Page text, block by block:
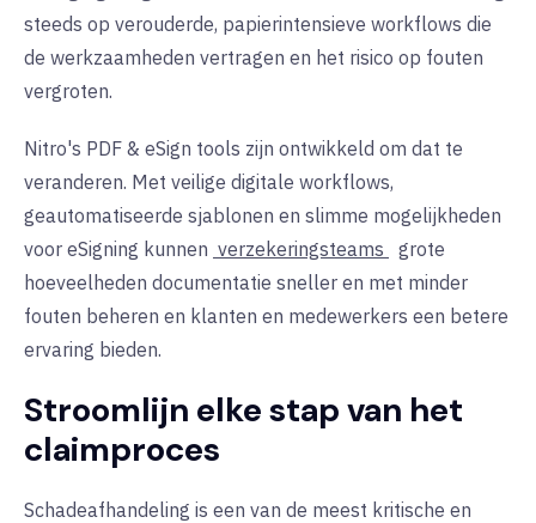
steeds op verouderde, papierintensieve workflows die
de werkzaamheden vertragen en het risico op fouten
vergroten.
Nitro's PDF & eSign tools zijn ontwikkeld om dat te
veranderen. Met veilige digitale workflows,
geautomatiseerde sjablonen en slimme mogelijkheden
voor eSigning kunnen verzekeringsteams
grote
hoeveelheden documentatie sneller en met minder
fouten beheren en klanten en medewerkers een betere
ervaring bieden.
Stroomlijn elke stap van het
claimproces
Schadeafhandeling is een van de meest kritische en